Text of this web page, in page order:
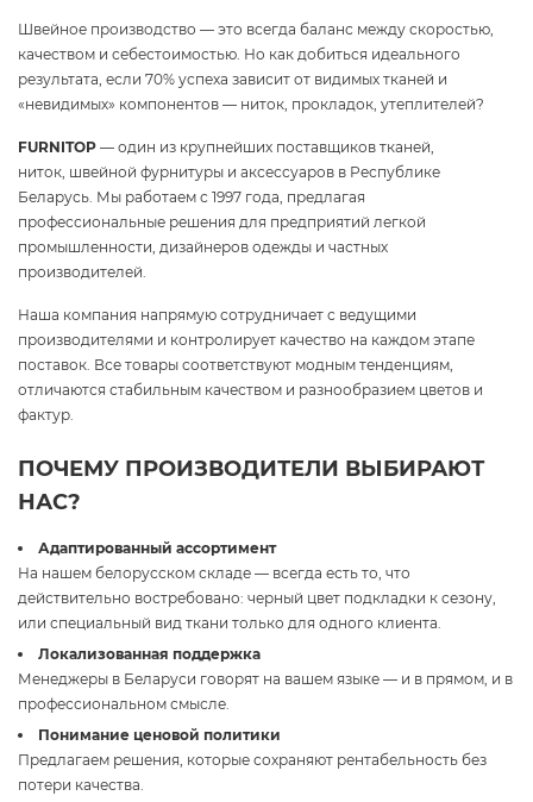
Швейное производство — это всегда баланс между скоростью,
качеством и себестоимостью. Но как добиться идеального
результата, если 70% успеха зависит от видимых тканей и
«невидимых» компонентов — ниток, прокладок, утеплителей?
FURNITOP — один из крупнейших поставщиков тканей,
ниток, швейной фурнитуры и аксессуаров в Республике
Беларусь. Мы работаем с 1997 года, предлагая
профессиональные решения для предприятий легкой
промышленности, дизайнеров одежды и частных
производителей.
Наша компания напрямую сотрудничает с ведущими
производителями и контролирует качество на каждом этапе
поставок. Все товары соответствуют модным тенденциям,
отличаются стабильным качеством и разнообразием цветов и
фактур.
ПОЧЕМУ ПРОИЗВОДИТЕЛИ ВЫБИРАЮТ
НАС?
Адаптированный ассортимент
На нашем белорусском складе — всегда есть то, что
действительно востребовано: черный цвет подкладки к сезону,
или специальный вид ткани только для одного клиента.
Локализованная поддержка
Менеджеры в Беларуси говорят на вашем языке — и в прямом, и в
профессиональном смысле.
Понимание ценовой политики
Предлагаем решения, которые сохраняют рентабельность без
потери качества.